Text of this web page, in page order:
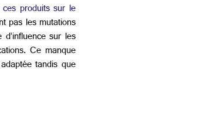
produits sur le
pas les mutations
sur les
Ce manque
tandis que